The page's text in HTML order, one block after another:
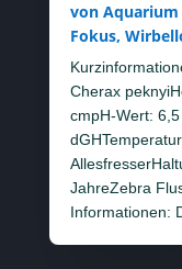
von
Fokus,
Cherax
cmpH-Wert:
JahreZebra
Informationen: